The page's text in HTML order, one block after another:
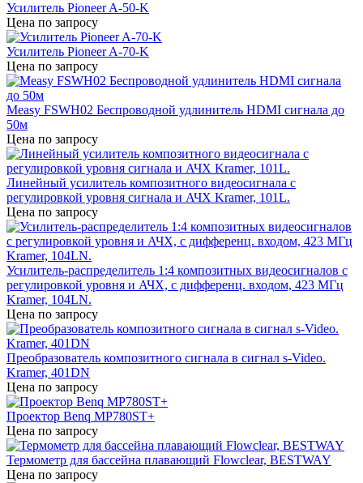
Усилитель Pioneer A-50-K
Цена по запросу
Усилитель Pioneer A-70-K
Цена по запросу
Measy FSWH02 Беспроводной удлинитель HDMI сигнала до
50м
Цена по запросу
Линейный усилитель композитного видеосигнала с
регулировкой уровня сигнала и АЧХ Kramer, 101L.
Цена по запросу
Усилитель-распределитель 1:4 композитных видеосигналов c
регулировкой уровня и АЧХ, с дифференц. входом, 423 МГц
Kramer, 104LN.
Цена по запросу
Преобразователь композитного сигнала в сигнал s-Video.
Kramer, 401DN
Цена по запросу
Проектор Benq MP780ST+
Цена по запросу
Термометр для бассейна плавающий Flowclear, BESTWAY
Цена по запросу